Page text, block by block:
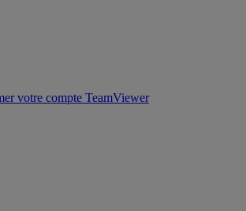
votre compte TeamViewer